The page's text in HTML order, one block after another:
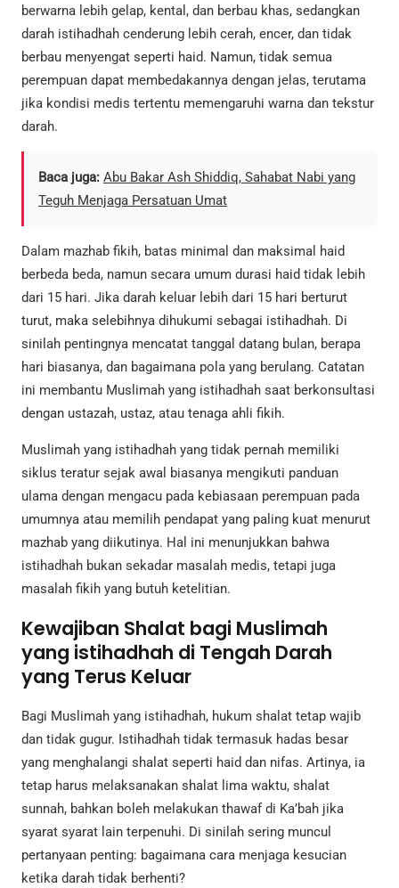
berwarna lebih gelap, kental, dan berbau khas, sedangkan
darah istihadhah cenderung lebih cerah, encer, dan tidak
berbau menyengat seperti haid. Namun, tidak semua
perempuan dapat membedakannya dengan jelas, terutama
jika kondisi medis tertentu memengaruhi warna dan tekstur
darah.
Baca juga: Abu Bakar Ash Shiddiq, Sahabat Nabi yang
Teguh Menjaga Persatuan Umat
Dalam mazhab fikih, batas minimal dan maksimal haid
berbeda beda, namun secara umum durasi haid tidak lebih
dari 15 hari. Jika darah keluar lebih dari 15 hari berturut
turut, maka selebihnya dihukumi sebagai istihadhah. Di
sinilah pentingnya mencatat tanggal datang bulan, berapa
hari biasanya, dan bagaimana pola yang berulang. Catatan
ini membantu Muslimah yang istihadhah saat berkonsultasi
dengan ustazah, ustaz, atau tenaga ahli fikih.
Muslimah yang istihadhah yang tidak pernah memiliki
siklus teratur sejak awal biasanya mengikuti panduan
ulama dengan mengacu pada kebiasaan perempuan pada
umumnya atau memilih pendapat yang paling kuat menurut
mazhab yang diikutinya. Hal ini menunjukkan bahwa
istihadhah bukan sekadar masalah medis, tetapi juga
masalah fikih yang butuh ketelitian.
Kewajiban Shalat bagi Muslimah
yang istihadhah di Tengah Darah
yang Terus Keluar
Bagi Muslimah yang istihadhah, hukum shalat tetap wajib
dan tidak gugur. Istihadhah tidak termasuk hadas besar
yang menghalangi shalat seperti haid dan nifas. Artinya, ia
tetap harus melaksanakan shalat lima waktu, shalat
sunnah, bahkan boleh melakukan thawaf di Ka’bah jika
syarat syarat lain terpenuhi. Di sinilah sering muncul
pertanyaan penting: bagaimana cara menjaga kesucian
ketika darah tidak berhenti?